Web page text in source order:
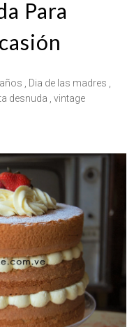
Para
Dia de las madres
desnuda vintage